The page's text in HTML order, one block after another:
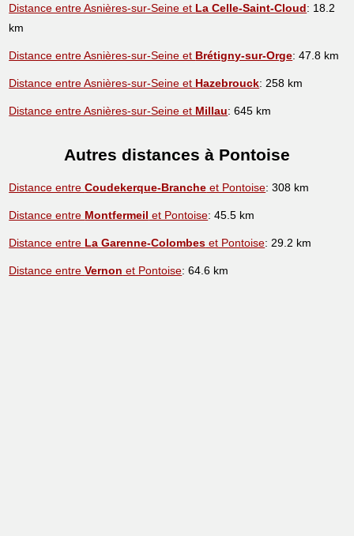
Distance entre Asnières-sur-Seine et La Celle-Saint-Cloud: 18.2
km
Distance entre Asnières-sur-Seine et Brétigny-sur-Orge: 47.8 km
Distance entre Asnières-sur-Seine et Hazebrouck: 258 km
Distance entre Asnières-sur-Seine et Millau: 645 km
Autres distances à Pontoise
Distance entreCoudekerque-Branche et Pontoise: 308 km
Distance entre Montfermeil et Pontoise: 45.5 km
Distance entre La Garenne-Colombes et Pontoise: 29.2 km
Distance entreVernon et Pontoise: 64.6 km